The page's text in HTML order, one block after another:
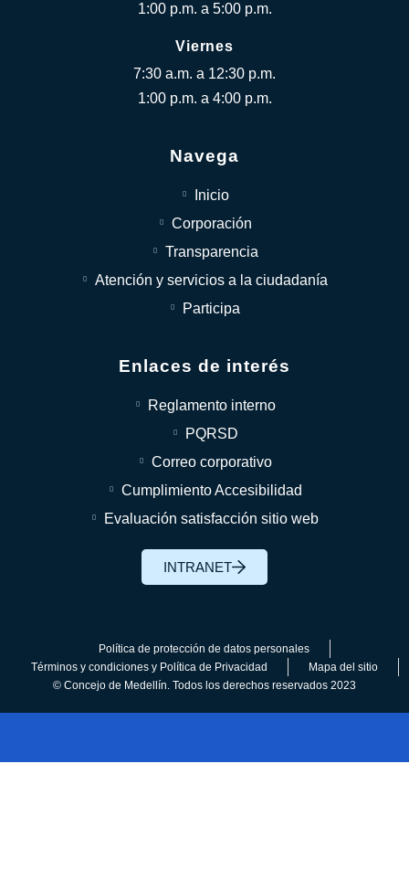
1:00 p.m. a 5:00 p.m.
Viernes
7:30 a.m. a 12:30 p.m.
1:00 p.m. a 4:00 p.m.
Navega
Inicio
Corporación
Transparencia
Atención y servicios a la ciudadanía
Participa
Enlaces de interés
Reglamento interno
PQRSD
Correo corporativo
Cumplimiento Accesibilidad
Evaluación satisfacción sitio web
INTRANET
Política de protección de datos personales
Términos y condiciones y Política de Privacidad
Mapa del sitio
© Concejo de Medellín. Todos los derechos reservados 2023